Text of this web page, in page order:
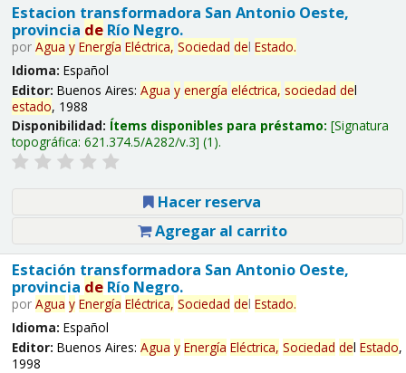
Estacion transformadora San Antonio Oeste,
provincia deRío Negro.
por Agua y Energía Eléctrica, Sociedad del Estado.
Idioma: Español
Editor: Buenos Aires: Agua y energía eléctrica, sociedad del
estado, 1988
Disponibilidad: Ítems disponibles para préstamo: Signatura
topográfica: 621.374.5/A282/v.3 (1).
Hacer reserva
Agregar al carrito
Estación transformadora San Antonio Oeste,
provincia deRío Negro.
por Agua y Energía Eléctrica, Sociedad del Estado.
Idioma: Español
Editor: Buenos Aires: Agua y Energía Eléctrica, Sociedad del Estado,
1998